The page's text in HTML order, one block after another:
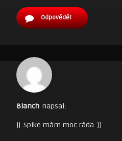
Odpovědět
Blanch napsal:
jj..Spike mám moc ráda :))